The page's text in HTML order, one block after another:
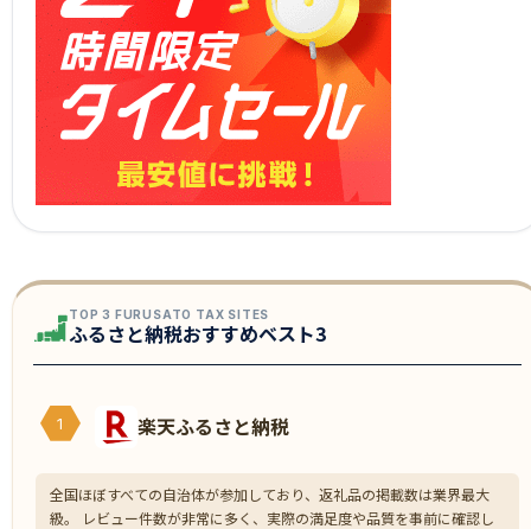
TOP 3 FURUSATO TAX SITES
ふるさと納税おすすめベスト3
1 楽天ふるさと納税
全国ほぼすべての自治体が参加しており、返礼品の掲載数は業界最大
級。 レビュー件数が非常に多く、実際の満足度や品質を事前に確認し